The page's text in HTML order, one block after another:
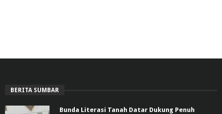
BERITA SUMBAR
Bunda Literasi Tanah Datar Dukung Penuh